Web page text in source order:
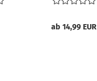
ab 14,99 EUR